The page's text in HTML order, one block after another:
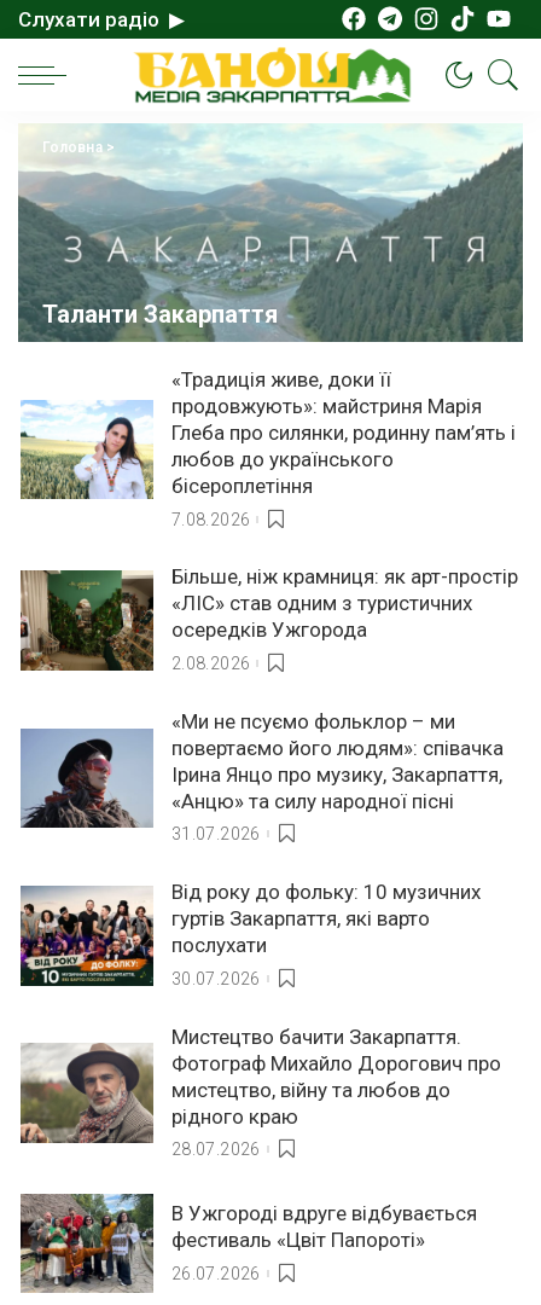
Слухати радіо ▶
Головна>
Таланти Закарпаття
«Традиція живе, доки її
продовжують»: майстриня Марія
Глеба про силянки, родинну пам’ять і
любов до українського
бісероплетіння
7.08.2026
Більше, ніж крамниця: як арт-простір
«ЛІС» став одним з туристичних
осередків Ужгорода
2.08.2026
«Ми не псуємо фольклор – ми
повертаємо його людям»: співачка
Ірина Янцо про музику, Закарпаття,
«Анцю» та силу народної пісні
31.07.2026
Від року до фольку: 10 музичних
гуртів Закарпаття, які варто
послухати
30.07.2026
Мистецтво бачити Закарпаття.
Фотограф Михайло Дорогович про
мистецтво, війну та любов до
рідного краю
28.07.2026
В Ужгороді вдруге відбувається
фестиваль «Цвіт Папороті»
26.07.2026